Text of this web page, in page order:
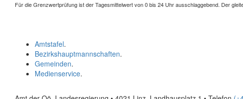
Für die Grenzwertprüfung ist der Tagesmittelwert von 0 bis 24 Uhr ausschlaggebend. Der
Amtstafel.
Bezirkshauptmannschaften.
Gemeinden.
Medienservice.